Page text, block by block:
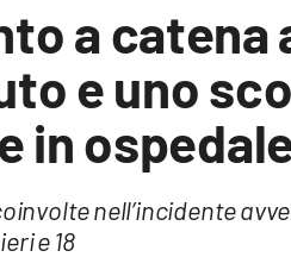
a catena
e uno
in
nell’incidente
e 18